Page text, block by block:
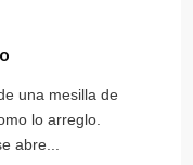
una mesilla de
lo arreglo.
abre...